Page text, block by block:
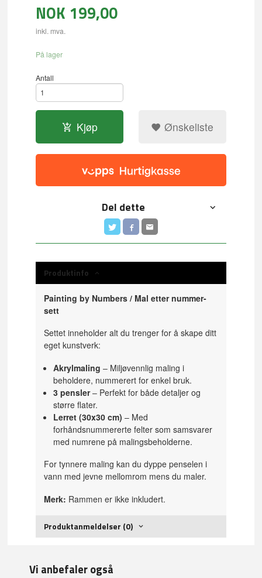
NOK 199,00
inkl. mva.
På lager
Antall
Kjøp Ønskeliste
Del dette
Produktinfo
Painting by Numbers / Mal etter nummer-
sett
Settet inneholder alt du trenger for å skape ditt
eget kunstverk:
Akrylmaling – Miljøvennlig maling i
beholdere, nummerert for enkel bruk.
3 pensler– Perfekt for både detaljer og
større flater.
Lerret (30x30 cm) – Med
forhåndsnummererte felter som samsvarer
med numrene på malingsbeholderne.
For tynnere maling kan du dyppe penselen i
vann med jevne mellomrom mens du maler.
Merk: Rammen er ikke inkludert.
Produktanmeldelser (0)
Vi anbefaler også